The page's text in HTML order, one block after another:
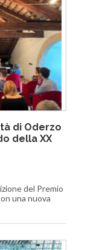
di Oderzo
della XX
del Premio
una nuova